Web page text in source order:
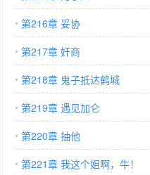
第216章 妥协
第217章 奸商
第218章 鬼子抵达鹤城
第219章 遇见加仑
第220章 抽他
第221章 我这个姐啊，牛！